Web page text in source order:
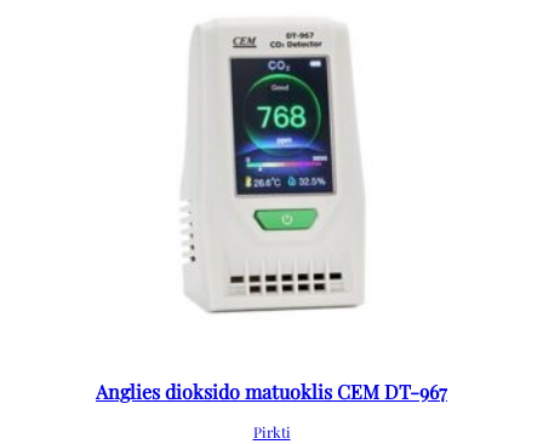
Anglies dioksido matuoklis CEM DT-967
Pirkti